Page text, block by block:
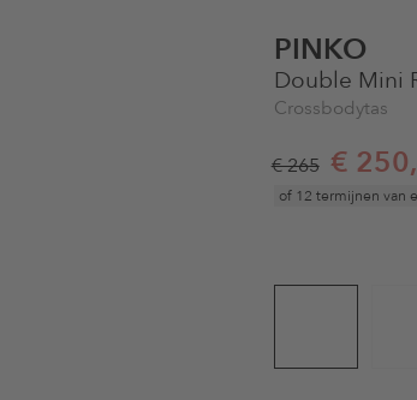
PINKO
Double Mini
Crossbodytas
€ 265 €
of 12 termijnen van